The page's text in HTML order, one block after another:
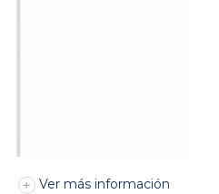
Ver más información